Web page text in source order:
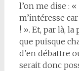
l’on me dise :
m’intéresse
! ». Et, par là,
que puisque
d’en débattre
serait donc